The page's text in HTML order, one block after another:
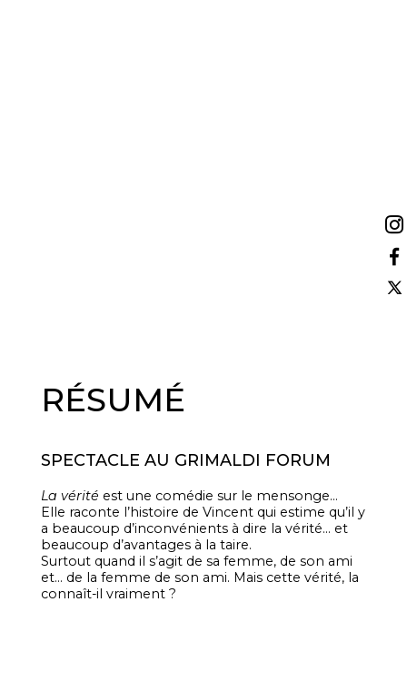
RÉSUMÉ
SPECTACLE AU GRIMALDI FORUM
La vérité est une comédie sur le mensonge…
Elle raconte l’histoire de Vincent qui estime qu’il y
a beaucoup d’inconvénients à dire la vérité… et
beaucoup d’avantages à la taire.
Surtout quand il s’agit de sa femme, de son ami
et… de la femme de son ami. Mais cette vérité, la
connaît-il vraiment ?